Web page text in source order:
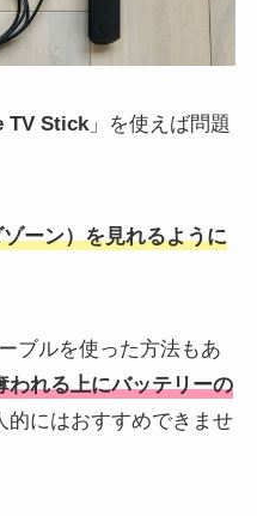
TV Stick」を使えば問題
ーン）を見れるように
ブルを使った方法もあ
われる上にバッテリーの
的にはおすすめできませ